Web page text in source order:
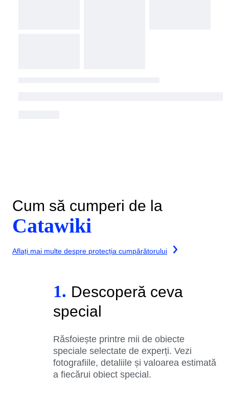
Cum să cumperi de la
Catawiki
Aflați mai multe despre protecția cumpărătorului
1. Descoperă ceva
special
Răsfoiește printre mii de obiecte
speciale selectate de experți. Vezi
fotografiile, detaliile și valoarea estimată
a fiecărui obiect special.